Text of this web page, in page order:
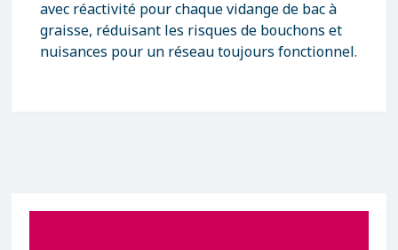
avec réactivité pour chaque vidange de bac à
graisse, réduisant les risques de bouchons et
nuisances pour un réseau toujours fonctionnel.